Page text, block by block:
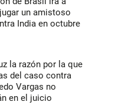
un amistoso
India en octubre
la razón por la que
del caso contra
Vargas no
en el juicio